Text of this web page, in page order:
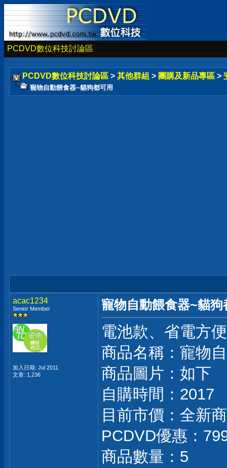
PCDVD數位科技討論區
PCDVD數位科技討論區 > 其他群組 > 團購及新品專區 >
寵物自動餵食器~貓狗都可用
acac1234
Senior Member
加入日期: Jul 2011
文章: 1,236
寵物自動餵食器~貓狗
電池款、省電方便
商品名稱：寵物
商品圖片：如下
自購時間：2017
目前市價：全新
PCDVD優惠：
商品數量：5